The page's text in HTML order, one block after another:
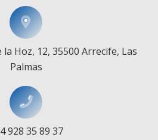
la Hoz, 12, 35500 Arrecife, Las
Palmas
928 35 89 37